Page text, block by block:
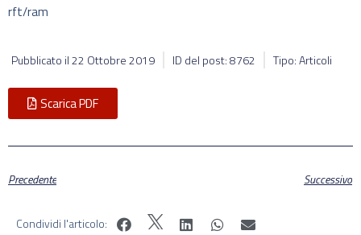
rft/ram
Pubblicato il22 Ottobre 2019 ID del post: 8762 Tipo: Articoli
Scarica PDF
Precedente Successivo
Condividi l'articolo: